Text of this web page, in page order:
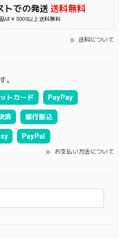
トでの発送 送料無料
は￥5000以上送料無料
送料について
。
トカード PayPay
済 銀行振込
PayPal
お支払い方法について